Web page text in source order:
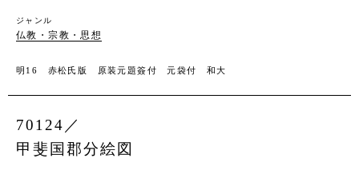
ジャンル
仏教・宗教・思想
明16 赤松氏版 原装元題簽付 元袋付 和大
70124／
甲斐国郡分絵図